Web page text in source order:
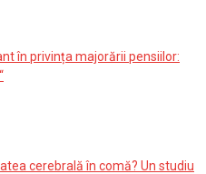
în privința majorării pensiilor:
cerebrală în comă? Un studiu